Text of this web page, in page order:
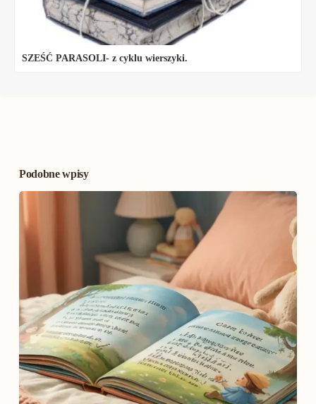
SZEŚĆ PARASOLI- z cyklu wierszyki.
Podobne wpisy